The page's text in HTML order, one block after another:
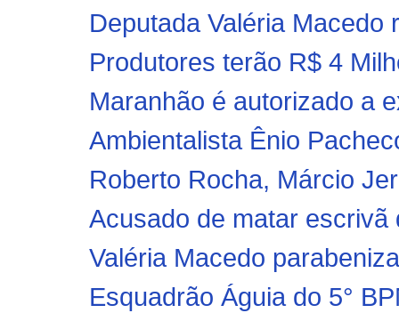
Deputada Valéria Macedo
Produtores terão R$ 4
Maranhão é autorizado a
Ambientalista Ênio
Roberto Rocha, Márcio
Acusado de matar
Valéria Macedo
Esquadrão Águia do 5°